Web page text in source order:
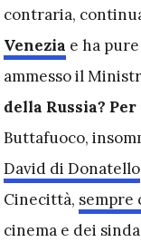
contraria,
Venezia e ha
ammesso il
della Russia?
Buttafuoco,
David di Donatello
Cinecittà, sempre
cinema e dei